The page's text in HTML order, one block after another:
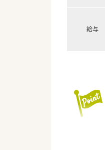
給与